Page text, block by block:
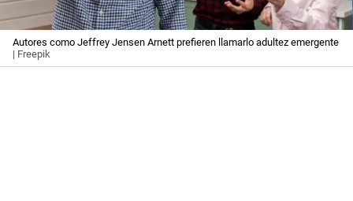
Autores como Jeffrey Jensen Arnett prefieren llamarlo adultez emergente
| Freepik